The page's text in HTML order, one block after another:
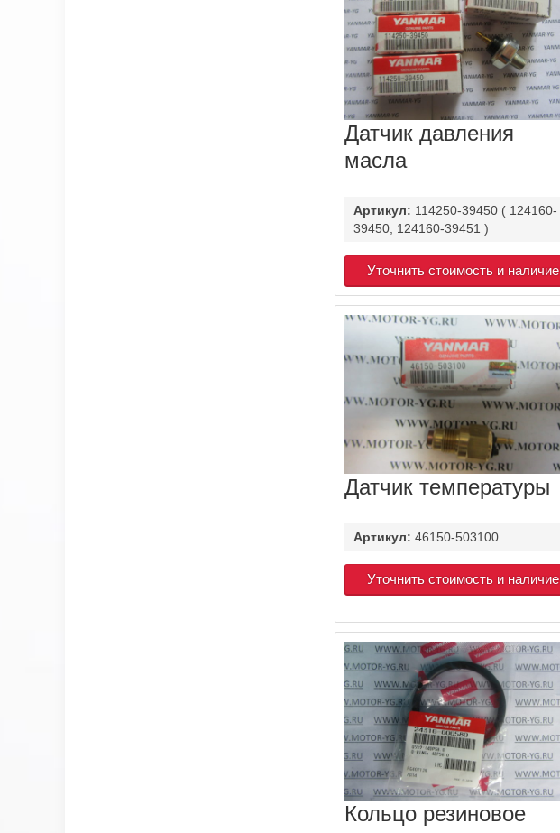
Датчик давления
масла
Артикул: 114250-39450 ( 124160-
39450, 124160-39451 )
Уточнить стоимость и наличие
Датчик температуры
Артикул: 46150-503100
Уточнить стоимость и наличие
Кольцо резиновое